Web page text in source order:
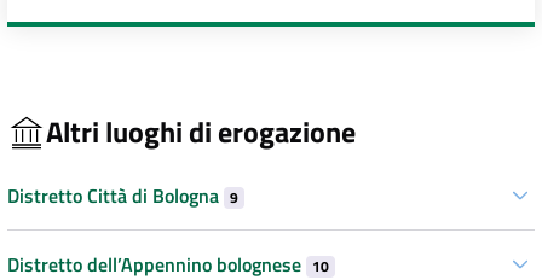
Altri luoghi di erogazione
Distretto Città di Bologna 9
Distretto dell’Appennino bolognese 10